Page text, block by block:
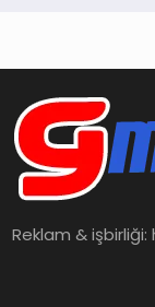
Reklam & işbirliği: